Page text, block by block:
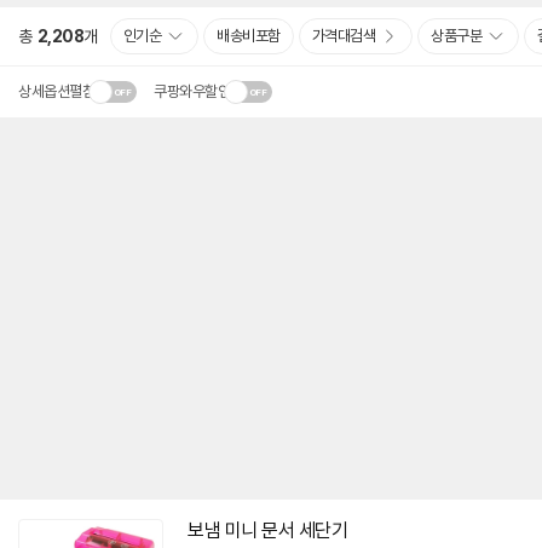
총 2,208개 인기순 배송비포함 가격대검색 상품구분
상세옵션펼침 쿠팡와우할인
보냄 미니 문서 세단기